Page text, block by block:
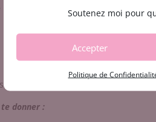
Soutenez moi pour
Accepter
Politique de
dans ton compte
donner :